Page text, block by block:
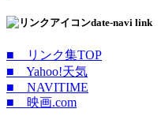
date-navi link
■ リンク集TOP
■ Yahoo!天気
■ NAVITIME
■ 映画.com